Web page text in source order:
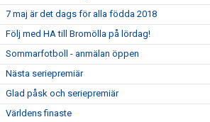
7 maj är det dags för alla födda 2018
Följ med HA till Bromölla på lördag!
Sommarfotboll - anmälan öppen
Nästa seriepremiär
Glad påsk och seriepremiär
Världens finaste